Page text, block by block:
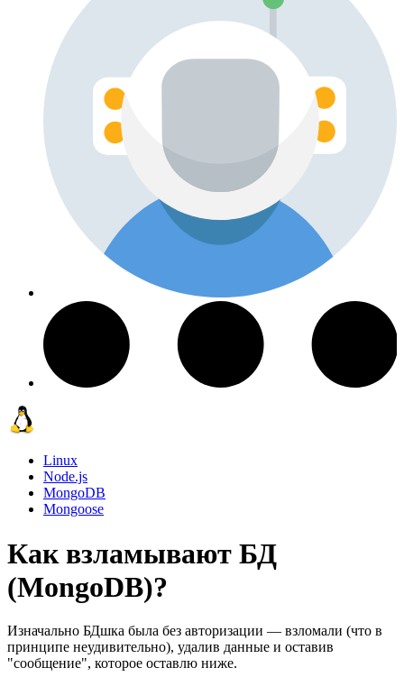
Linux
Node.js
MongoDB
Mongoose
Как взламывают БД
(MongoDB)?
Изначально БДшка была без авторизации — взломали (что в
принципе неудивительно), удалив данные и оставив
"сообщение", которое оставлю ниже.